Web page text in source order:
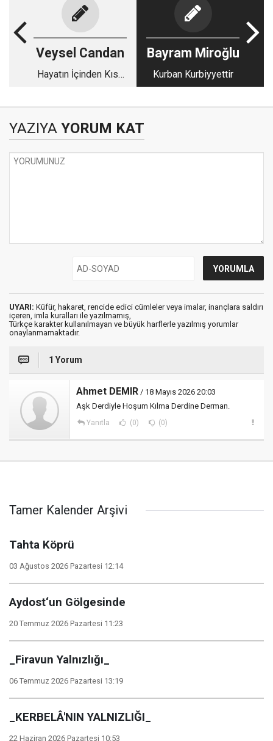
Veysel Candan
Hayatın İçinden Kısa
Bayram Miroğlu
Kurban Kurbiyyettir
YAZIYA YORUM KAT
UYARI: Küfür, hakaret, rencide edici cümleler veya imalar, inançlara saldırı
içeren, imla kuralları ile yazılmamış,
Türkçe karakter kullanılmayan ve büyük harflerle yazılmış yorumlar
onaylanmamaktadır.
1 Yorum
Ahmet DEMIR / 18 Mayıs 2026 20:03
Aşk Derdiyle Hoşum Kılma Derdine Derman.
Yanıtla (0) (0)
Tamer Kalender Arşivi
Tahta Köprü
03 Ağustos 2026 Pazartesi 12:14
Aydost‘un Gölgesinde
20 Temmuz 2026 Pazartesi 11:23
_Firavun Yalnızlığı_
06 Temmuz 2026 Pazartesi 13:19
_KERBELÂ'NIN YALNIZLIĞI_
22 Haziran 2026 Pazartesi 10:53